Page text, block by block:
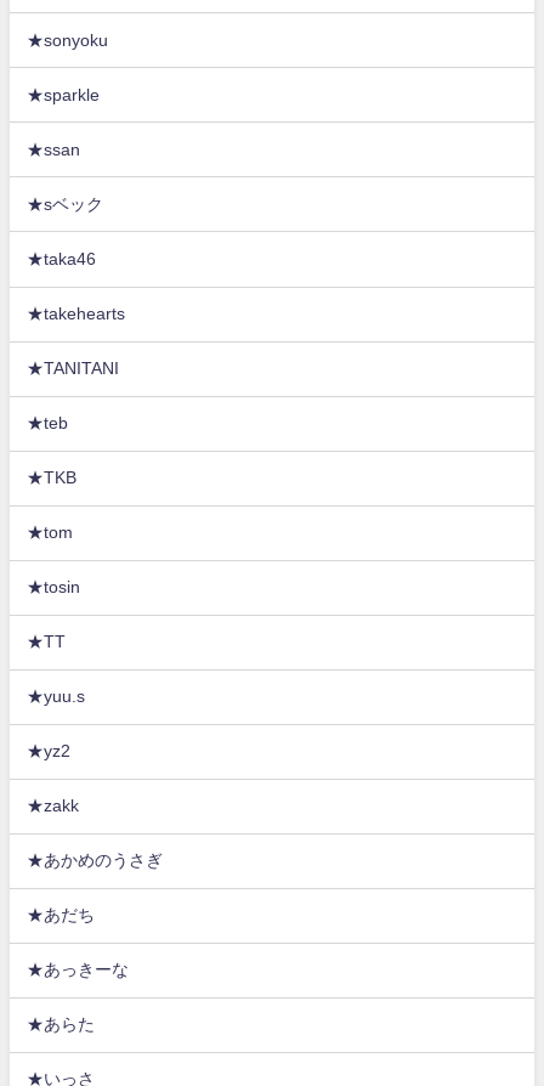
★sonyoku
★sparkle
★ssan
★sベック
★taka46
★takehearts
★TANITANI
★teb
★TKB
★tom
★tosin
★TT
★yuu.s
★yz2
★zakk
★あかめのうさぎ
★あだち
★あっきーな
★あらた
★いっさ